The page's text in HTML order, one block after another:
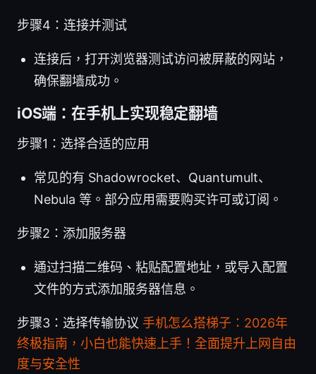
步骤4：连接并测试
连接后，打开浏览器测试访问被屏蔽的网站，
确保翻墙成功。
iOS端：在手机上实现稳定翻墙
步骤1：选择合适的应用
常见的有 Shadowrocket、Quantumult、
Nebula 等。部分应用需要购买许可或订阅。
步骤2：添加服务器
通过扫描二维码、粘贴配置地址，或导入配置
文件的方式添加服务器信息。
步骤3：选择传输协议 手机怎么搭梯子：2026年
终极指南，小白也能快速上手！全面提升上网自由
度与安全性